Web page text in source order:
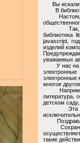
Вы искали
В
Настоящая
Так, в
библиотека
javascript,
изделий
уважаемых
У нас на
электронные
многое
Например,
литература,
детском
Эта
такие